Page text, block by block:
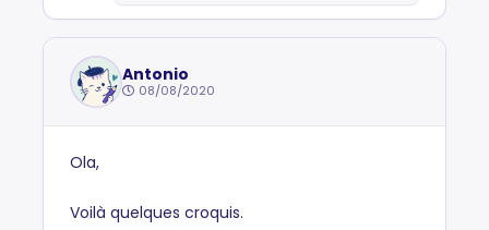
Antonio
08/08/2020
Ola,
Voilà quelques croquis.